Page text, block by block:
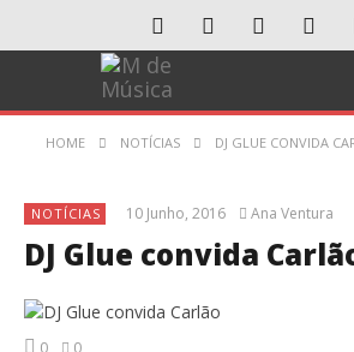
HOME NOTÍCIAS DJ GLUE CONVIDA
NOTÍCIAS 10 Junho, 2016 Ana Ventura
DJ Glue convida
0 0